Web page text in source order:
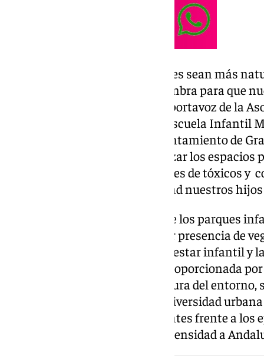
«Queremos que nuestros parques sean más
contaminante y que tengan sombra para que
ha señalado Laura Jiménez, la portavoz de la
Alumnado, AFA Glicinia, de la Escuela Infantil
añadido que quieren que el Ayuntamiento de
piensen nuevas formas de utilizar los
pensando en unos espacios libres de tóxicos y
los puedan utilizar con seguridad nuestros
Las familias han reclamado que los parques
modelos más verdes, con mayor presencia de
espacios que favorezcan el bienestar infantil y
han recordado que la sombra proporcionada
significativamente la temperatura del entorno,
calidad del aire, favorece la biodiversidad
públicos más amables y resilientes frente a los
cada año afectan con mayor intensidad a